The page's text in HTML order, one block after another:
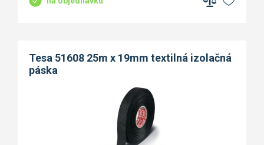
Tesa 51608 25m x 19mm textilná izolačná
páska